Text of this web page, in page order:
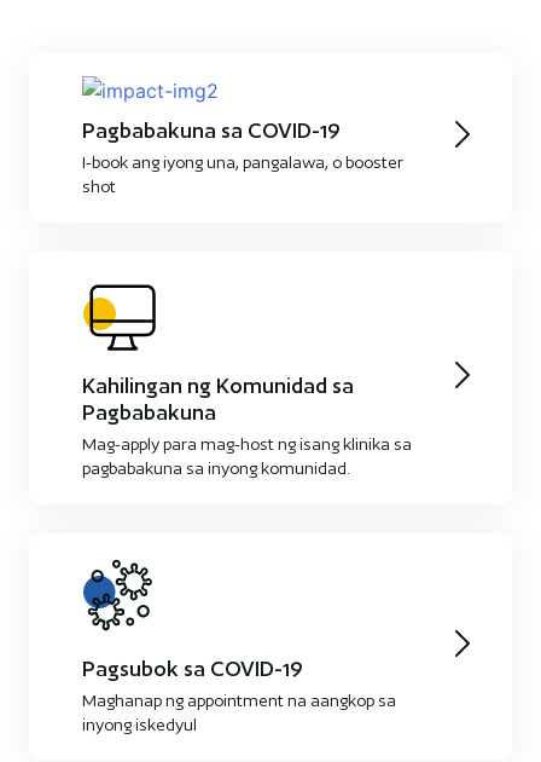
Pagbabakuna sa COVID-19
I-book ang iyong una, pangalawa, o booster
shot
Kahilingan ng Komunidad sa
Pagbabakuna
Mag-apply para mag-host ng isang klinika sa
pagbabakuna sa inyong komunidad.
Pagsubok sa COVID-19
Maghanap ng appointment na aangkop sa
inyong iskedyul